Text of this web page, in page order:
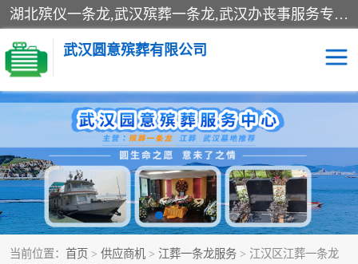
湖北殡仪一条龙,武汉殡葬一条龙,武汉办丧事服务专理红白佛事、病人临终关怀、医院或家中老人去世穿寿衣、灵车遗体接运、殡仪馆告别厅预约、办理火葬场手续、民俗丧事策划、遗体告别仪式、民俗礼仪服务、殡葬礼仪策划、陵园墓位导购、寺庙塔位择吉、往生功德策划、民俗功德策划、异地殡葬礼仪服务、异地骨灰接送返乡
武汉圆意殡葬有限公司
当前位置： 首页 > 供应商机 > 江葬一条龙服务 > 江汉区江葬一条龙
殡葬一条龙服务 江葬一条龙服务
武汉锦辉天堂文化园 仙鹤湖湿地公园
长乐园陵园 万福净土陵园
武汉市阳逻九龙宫陵园 石门峰人文纪念园